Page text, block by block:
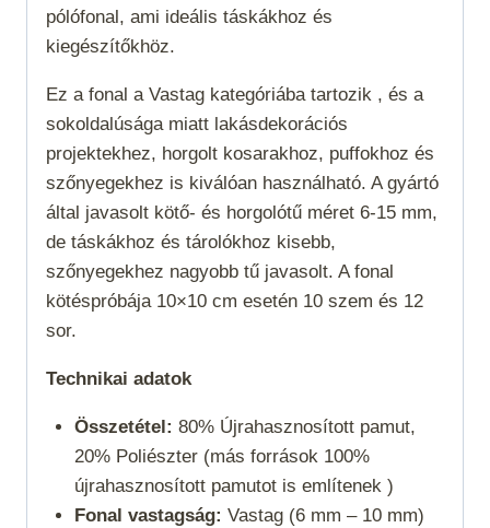
pólófonal, ami ideális táskákhoz és
kiegészítőkhöz.
Ez a fonal a Vastag kategóriába tartozik , és a
sokoldalúsága miatt lakásdekorációs
projektekhez, horgolt kosarakhoz, puffokhoz és
szőnyegekhez is kiválóan használható. A gyártó
által javasolt kötő- és horgolótű méret 6-15 mm,
de táskákhoz és tárolókhoz kisebb,
szőnyegekhez nagyobb tű javasolt. A fonal
kötéspróbája 10×10 cm esetén 10 szem és 12
sor.
Technikai adatok
Összetétel: 80% Újrahasznosított pamut,
20% Poliészter (más források 100%
újrahasznosított pamutot is említenek )
Fonal vastagság: Vastag (6 mm – 10 mm)